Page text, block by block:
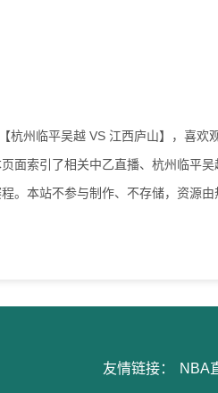
杭州临平吴越 VS 江西庐山】，喜欢
面索引了相关中乙直播、杭州临平吴
。本站不参与制作、不存储，资源
友情链接： NBA